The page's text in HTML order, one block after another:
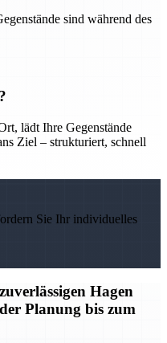
sind während des
lädt Ihre Gegenstände
Ziel – strukturiert, schnell
Sie Ihr individuelles
Hagen
Planung bis zum